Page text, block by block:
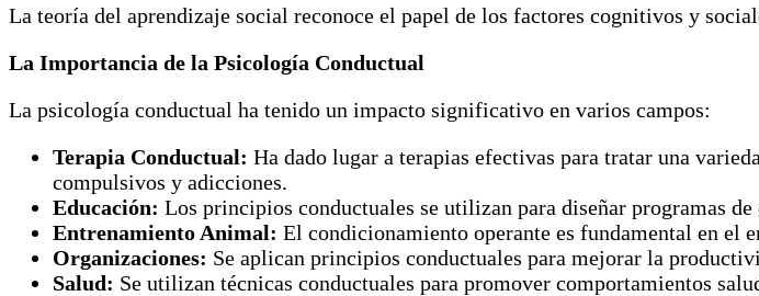
La teoría del aprendizaje social reconoce el papel de los factores cognitivos y
La Importancia de la Psicología Conductual
La psicología conductual ha tenido un impacto significativo en varios campos:
Terapia Conductual: Ha dado lugar a terapias efectivas para tratar una
compulsivos y adicciones.
Educación: Los principios conductuales se utilizan para diseñar programas
Entrenamiento Animal: El condicionamiento operante es fundamental en el
Organizaciones: Se aplican principios conductuales para mejorar la
Salud: Se utilizan técnicas conductuales para promover comportamientos